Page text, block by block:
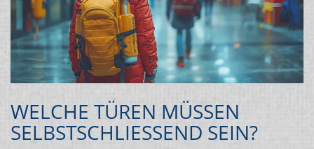
WELCHE TÜREN MÜSSEN
SELBSTSCHLIESSEND SEIN?